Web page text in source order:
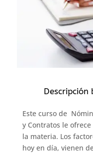
Descripción
Este curso de
y Contratos le
la materia. Los
hoy en día, vienen